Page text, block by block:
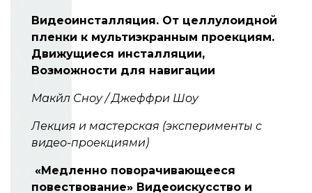
Видеоинсталляция. От целлулоидной
пленки к мультиэкранным проекциям.
Движущиеся инсталляции,
Возможности для навигации
Макйл Сноу / Джеффри Шоу
Лекция и мастерская (эксперименты с
видео-проекциями)
«Медленно поворачивающееся
повествование» Видеоискусство и